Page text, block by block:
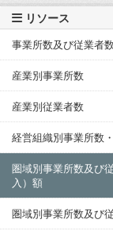
リソース
事業所数及び従業者
産業別事業所数
産業別従業者数
経営組織別事業所数
圏域別事業所数及び
入）額
圏域別事業所数及び